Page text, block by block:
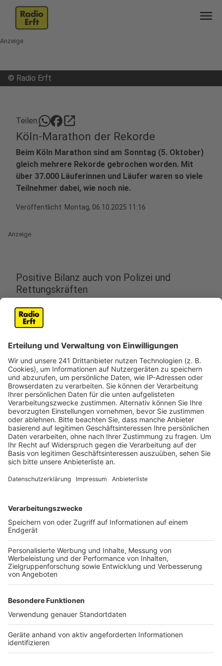
menu
Anzeige
© Radio Erft
Teilen: open_in_new
Köln-Marathon der Rekorde
Beim Köln Marathon sind am Sonntag (5. Oktober)
gleich mehrere Rekorde gebrochen worden. Mit
über 37.000 Läuferinnen und Läufer waren so viele
Teilnehmer dabei, wie noch nie.
Veröffentlicht: Montag, 06.10.2025 11:16
Anzeige
Positive Bilanz auch von Polizei und
Rettungskräften
Anzeige
Beim Köln Marathon wurden am Sonntag (5. Oktober)
gleich mehrere Rekorde gebrochen. Es gab mit über
37.000 Läuferinnen und Läufern so viele Teilnehmer
wie noch nie, und es wurden auch Streckenrekorde
gebrochen. Barnaba Kipkoech aus Kenia schaffte den
Marathon 43 Sekunden unter der bisherigen Kölner
Bestzeit von 2:06:54 aus dem Jahr 2012, die auch ein
Kenianer gelaufen war. Und beim Halbmarathon fiel der
bisherige Streckenrekord von Sabrina Mockenhaupt
aus dem Jahr 2008. Die Deutsche Esther Pfeiffer war
jetzt fast anderthalb Minuten schneller.
Auch Polizei und Rettungskräfte sind zufrieden: Das
Anzeige
Weitere Themen von Rhein und Erft
Anzeige
Nächste Bauarbeiten am Berufskolleg Bergheim
Sündenwäldchen Kerpen: Betretungsverbot ab
Montag
Unfall bei Hochzeitskorso in Bergheim